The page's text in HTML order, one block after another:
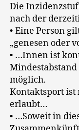
Die
nach der
• Eine Person
„genesen oder
• …Innen ist
möglich.
Kontaktsport ist
erlaubt…
• …Soweit in